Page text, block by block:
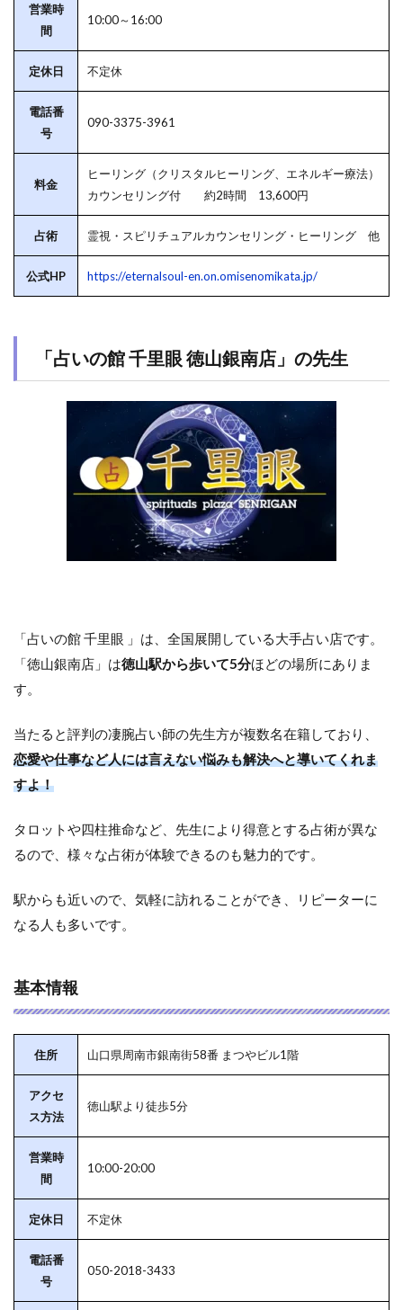
営業時
間
10:00～16:00
定休日 不定休
電話番
号
090-3375-3961
料金
ヒーリング（クリスタルヒーリング、エネルギー療法）
カウンセリング付 約2時間 13,600円
占術 霊視・スピリチュアルカウンセリング・ヒーリング 他
公式HP https://eternalsoul-en.on.omisenomikata.jp/
「占いの館 千里眼 徳山銀南店」の先生
「占いの館 千里眼 」は、全国展開している大手占い店です。
「徳山銀南店」は徳山駅から歩いて5分ほどの場所にありま
す。
当たると評判の凄腕占い師の先生方が複数名在籍しており、
恋愛や仕事など人には言えない悩みも解決へと導いてくれま
すよ！
タロットや四柱推命など、先生により得意とする占術が異な
るので、様々な占術が体験できるのも魅力的です。
駅からも近いので、気軽に訪れることができ、リピーターに
なる人も多いです。
基本情報
住所 山口県周南市銀南街58番 まつやビル1階
アクセ
ス方法
徳山駅より徒歩5分
営業時
間
10:00-20:00
定休日 不定休
電話番
号
050-2018-3433